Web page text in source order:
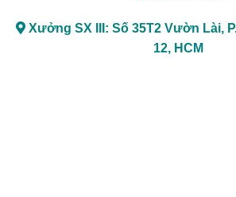
Xưởng SX III: Số 35T2 Vườn Lài,
12, HCM